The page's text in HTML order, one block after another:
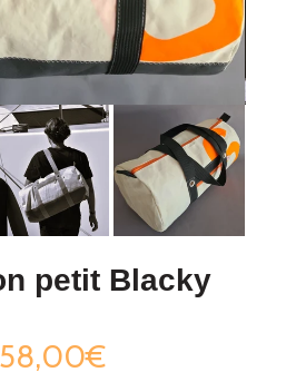
petit Blacky